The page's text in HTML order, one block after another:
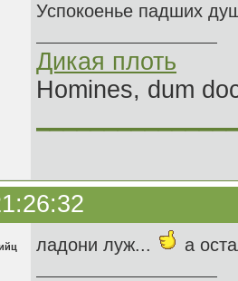
Успокоенье падших
Дикая плоть
Homines, dum
ладони луж... а